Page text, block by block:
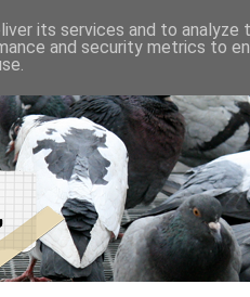
its services and to analyze
and security metrics to